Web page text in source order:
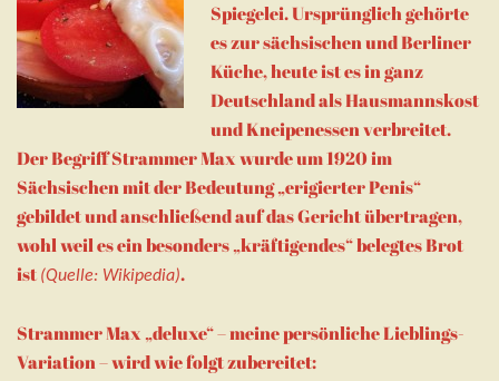
Spiegelei. Ursprünglich gehörte
es zursächsischenundBerliner
Küche, heute ist es in ganz
Deutschland alsHausmannskost
undKneipenessenverbreitet.
Der Begriff Strammer Max wurde um 1920 im
Sächsischenmit der Bedeutung „erigierter Penis“
gebildet und anschließend auf das Gericht übertragen,
wohl weil es ein besonders „kräftigendes“ belegtes Brot
ist (Quelle: Wikipedia).
Strammer Max „deluxe“ – meine persönliche Lieblings-
Variation – wird wie folgt zubereitet: